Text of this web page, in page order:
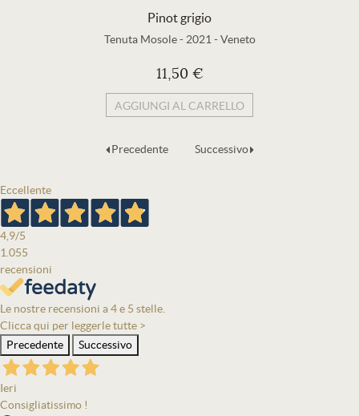
Pinot grigio
Tenuta Mosole - 2021 -Veneto
11,50 €
AGGIUNGI AL CARRELLO
Precedente Successivo
Eccellente
4,9/5
1.055
recensioni
Le nostre recensioni a 4 e 5 stelle.
Clicca qui per leggerle tutte >
Precedente
Successivo
Ieri
Consigliatissimo !